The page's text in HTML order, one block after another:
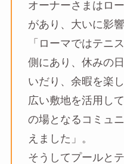
オーナーさまはロ
があり、大いに影
「ローマではテニ
側にあり、休みの
いだり、余暇を楽
広い敷地を活用し
の場となるコミュ
えました」。
そうしてプールと